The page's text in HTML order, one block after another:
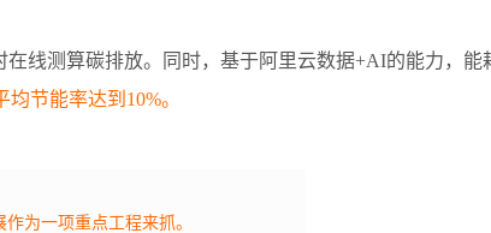
线测算碳排放。同时，基于阿里云数据+AI的能力，能
节能率达到10%。
为一项重点工程来抓。